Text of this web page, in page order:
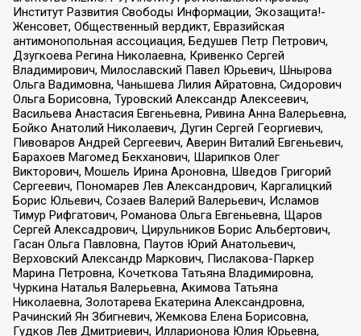
Институт Развития Свободы Информации, Экозащита!-
Женсовет, Общественный вердикт, Евразийская
антимонопольная ассоциация, Бедушев Петр Петрович,
Дзугкоева Регина Николаевна, Кривенко Сергей
Владимирович, Милославский Павел Юрьевич, Шнырова
Ольга Вадимовна, Чанышева Лилия Айратовна, Сидорович
Ольга Борисовна, Туровский Александр Алексеевич,
Васильева Анастасия Евгеньевна, Ривина Анна Валерьевна,
Бойко Анатолий Николаевич, Дугин Сергей Георгиевич,
Пивоваров Андрей Сергеевич, Аверин Виталий Евгеньевич,
Барахоев Магомед Бекханович, Шарипков Олег
Викторович, Мошель Ирина Ароновна, Шведов Григорий
Сергеевич, Пономарев Лев Александрович, Каргалицкий
Борис Юльевич, Созаев Валерий Валерьевич, Исламов
Тимур Рифгатович, Романова Ольга Евгеньевна, Щаров
Сергей Алексадрович, Цирульников Борис Альбертович,
Гасан Ольга Павловна, Паутов Юрий Анатольевич,
Верховский Александр Маркович, Пислакова-Паркер
Марина Петровна, Кочеткова Татьяна Владимировна,
Чуркина Наталья Валерьевна, Акимова Татьяна
Николаевна, Золотарева Екатерина Александровна,
Рачинский Ян Збигневич, Жемкова Елена Борисовна,
Гудков Лев Дмитриевич, Илларионова Юлия Юрьевна,